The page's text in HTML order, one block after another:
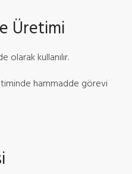
Üretimi
olarak kullanılır.
hammadde görevi